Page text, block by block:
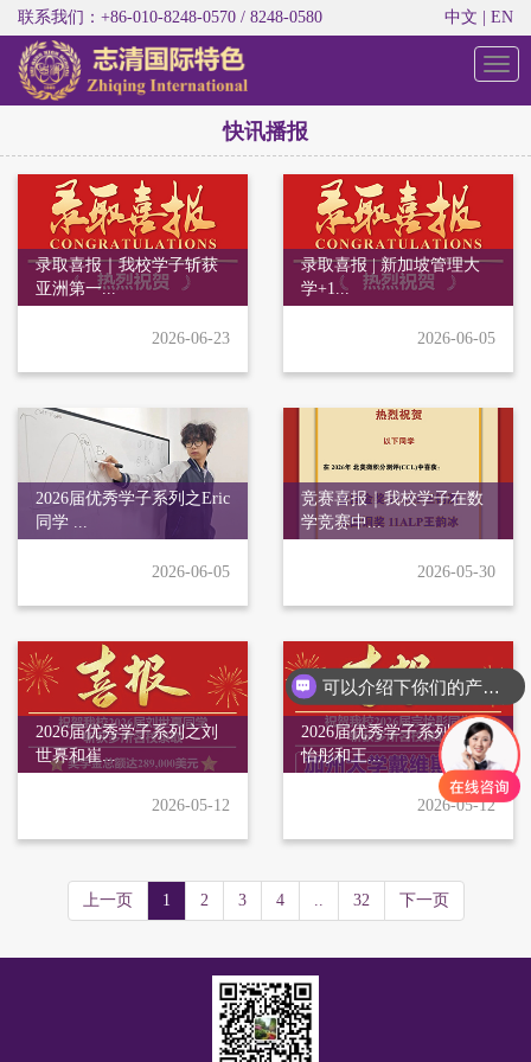
联系我们：+86-010-8248-0570 / 8248-0580 中文 EN
切
快讯播报
录取喜报｜我校学子斩获
亚洲第一...
2026-06-23
录取喜报 | 新加坡管理大
学+1...
2026-06-05
2026届优秀学子系列之Eric
同学 ...
2026-06-05
竞赛喜报｜我校学子在数
学竞赛中...
2026-05-30
2026届优秀学子系列之刘
世奡和崔...
2026-05-12
2026届优秀学子系列之宗
怡彤和王...
2026-05-12
上一页 1 2 3 4 32 下一页
可以介绍下你们的产品么？